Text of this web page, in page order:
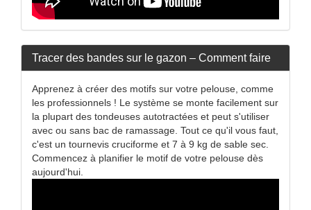
Tracer des bandes sur le gazon – Comment faire
Apprenez à créer des motifs sur votre pelouse, comme
les professionnels ! Le système se monte facilement sur
la plupart des tondeuses autotractées et peut s'utiliser
avec ou sans bac de ramassage. Tout ce qu'il vous faut,
c'est un tournevis cruciforme et 7 à 9 kg de sable sec.
Commencez à planifier le motif de votre pelouse dès
aujourd'hui.